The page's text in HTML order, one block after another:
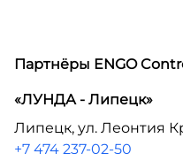
Партнёры ENGO
«ЛУНДА - Липецк»
Липецк, ул. Леонтия
+7 474 237-02-50